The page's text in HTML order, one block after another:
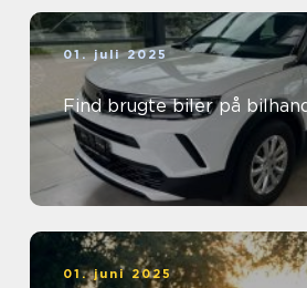
01. juli 2025
Find brugte biler på
01. juni 2025